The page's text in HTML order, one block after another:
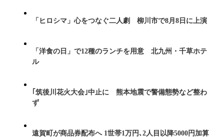
「ヒロシマ」心をつなぐ二人劇 柳川市で8月8日に上演
「洋食の日」で12種のランチを用意 北九州・千草ホテ
ル
｢筑後川花火大会｣中止に 熊本地震で警備態勢など整わ
ず
遠賀町が商品券配布へ 1世帯1万円､2人目以降5000円加算